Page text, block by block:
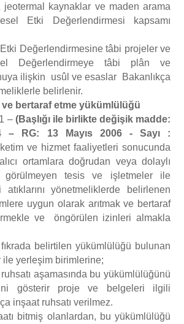
kaynaklar ve maden arama
Etki Değerlendirmesi kapsamı
tâbi projeler ve
Değerlendirmeye tâbi plân ve
ilişkin usûl ve esaslar Bakanlıkça
belirlenir.
ve bertaraf etme yükümlülüğü
– (Başlığı ile birlikte değişik madde:
– RG: 13 Mayıs 2006 - Sayı :
ve hizmet faaliyetleri sonucunda
ortamlara doğrudan veya dolaylı
görülmeyen tesis ve işletmeler ile
yönetmeliklerde belirlenen
uygun olarak arıtmak ve bertaraf
ve öngörülen izinleri almakla
belirtilen yükümlülüğü bulunan
yerleşim birimlerine;
aşamasında bu yükümlülüğünü
gösterir proje ve belgeleri ilgili
inşaat ruhsatı verilmez.
olanlardan, bu yükümlülüğü